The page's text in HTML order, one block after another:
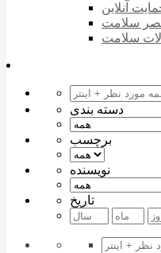
آنلاین
سلامت
سلامت
دسته بندی
برچسب
نویسنده
تاریخ